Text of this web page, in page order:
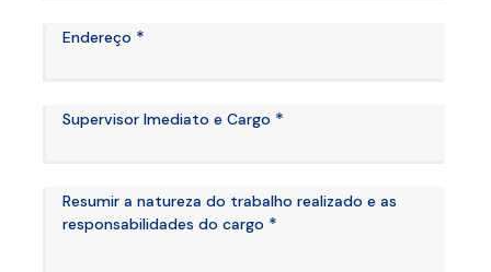
Endereço *
Supervisor Imediato e Cargo *
Resumir a natureza do trabalho realizado e as
responsabilidades do cargo *